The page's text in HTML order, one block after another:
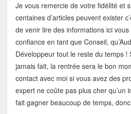
Je vous remercie de votre fidélité et
centaines d’articles peuvent exister
de venir lire des informations ici
confiance en tant que Conseil,
Développeur tout le reste du temps !
jamais fait, la rentrée sera le bon
contact avec moi si vous avez des
expert ne coûte pas plus cher qu’un
fait gagner beaucoup de temps, donc